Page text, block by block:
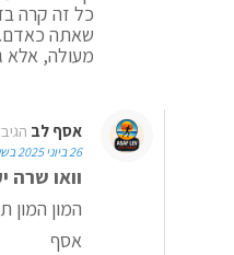
כל זה קרה
שאתה
מעולה, אלא
אסף לב הגיב:
26 ביוני 2025 בשעה 11:36
וואו
המון המון
אסף